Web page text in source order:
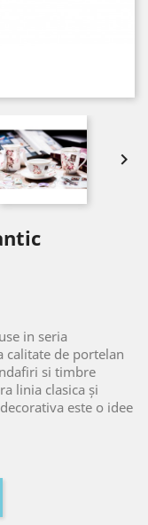

in seria
calitate de portelan
si timbre
linia clasica și
este o idee